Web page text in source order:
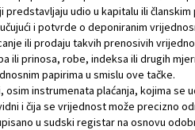
udio u kapitalu ili
i potvrde o deponiranim
ili prodaju takvih prenosivih
ili prinosa, robe, indeksa ili drugih
papirima u smislu ove tačke.
instrumenata plaćanja, kojima
i čija se vrijednost može precizno
u sudski registar na osnovu